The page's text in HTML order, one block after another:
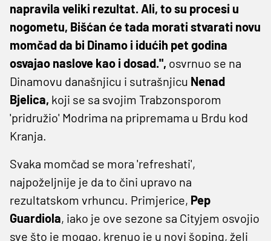
napravila veliki rezultat. Ali, to su procesi u
nogometu, Bišćan će tada morati stvarati novu
momčad da bi Dinamo i idućih pet godina
osvajao naslove kao i dosad.", osvrnuo se na
Dinamovu današnjicu i sutrašnjicu Nenad
Bjelica, koji se sa svojim Trabzonsporom
'pridružio' Modrima na pripremama u Brdu kod
Kranja.
Svaka momčad se mora 'refreshati',
najpoželjnije je da to čini upravo na
rezultatskom vrhuncu. Primjerice, Pep
Guardiola, iako je ove sezone sa Cityjem osvojio
sve što je mogao, krenuo je u novi šoping, želi